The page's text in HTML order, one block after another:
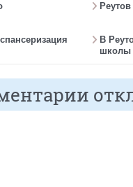
В
школы